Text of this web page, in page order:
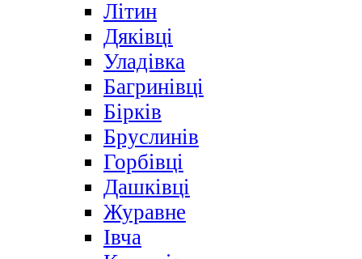
Літин
Дяківці
Уладівка
Багринівці
Бірків
Бруслинів
Горбівці
Дашківці
Журавне
Івча